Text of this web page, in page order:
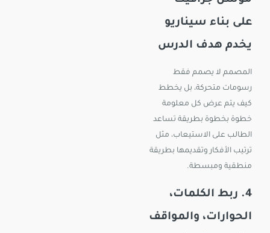
على بناء سيناريو
يخدم هدف الدرس
المصمم لا يصمم فقط
رسومات متحركة، بل يخطط
كيف يتم عرض كل معلومة
خطوة بخطوة بطريقة تساعد
الطالب على الاستيعاب، مثل
ترتيب الأفكار وتقديمها بطريقة
منطقية ومبسطة.
4. ربط الكلمات،
الحوارات، والمواقف